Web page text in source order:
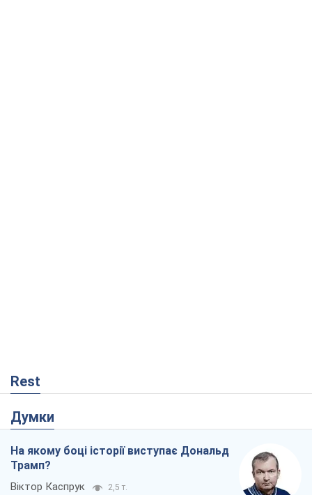
Rest
Думки
На якому боці історії виступає Дональд
Трамп?
Віктор Каспрук 2,5 т.